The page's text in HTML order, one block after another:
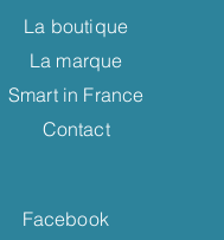
La boutique
La marque
Smart in France
Contact
Facebook